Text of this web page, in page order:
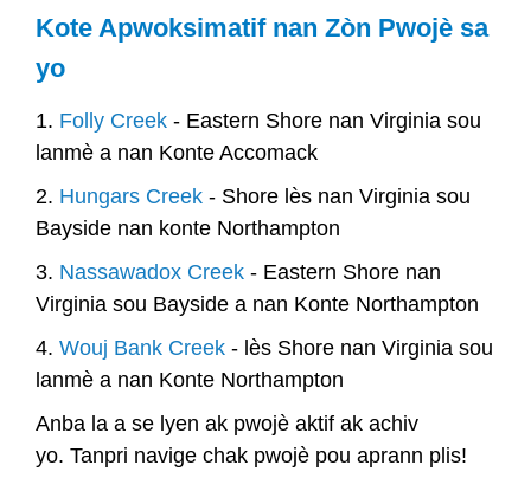
Kote Apwoksimatif nan Zòn Pwojè sa
yo
1. Folly Creek - Eastern Shore nan Virginia sou
lanmè a nan Konte Accomack
2. Hungars Creek - Shore lès nan Virginia sou
Bayside nan konte Northampton
3. Nassawadox Creek - Eastern Shore nan
Virginia sou Bayside a nan Konte Northampton
4. Wouj Bank Creek - lès Shore nan Virginia sou
lanmè a nan Konte Northampton
Anba la a se lyen ak pwojè aktif ak achiv
yo. Tanpri navige chak pwojè pou aprann plis!